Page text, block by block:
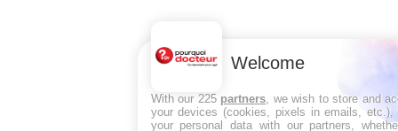
Welcome
With our 225 partners , we wish to store and
your devices (cookies, pixels in emails, etc.),
your personal data with our partners,